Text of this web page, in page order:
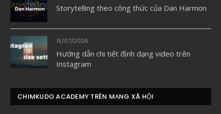
Storytelling theo công thức của Dan Harmon
15/07/2026
Hướng dẫn chi tiết định dạng video trên
Instagram
CHIMKUDO ACADEMY TRÊN MẠNG XÃ HỘI